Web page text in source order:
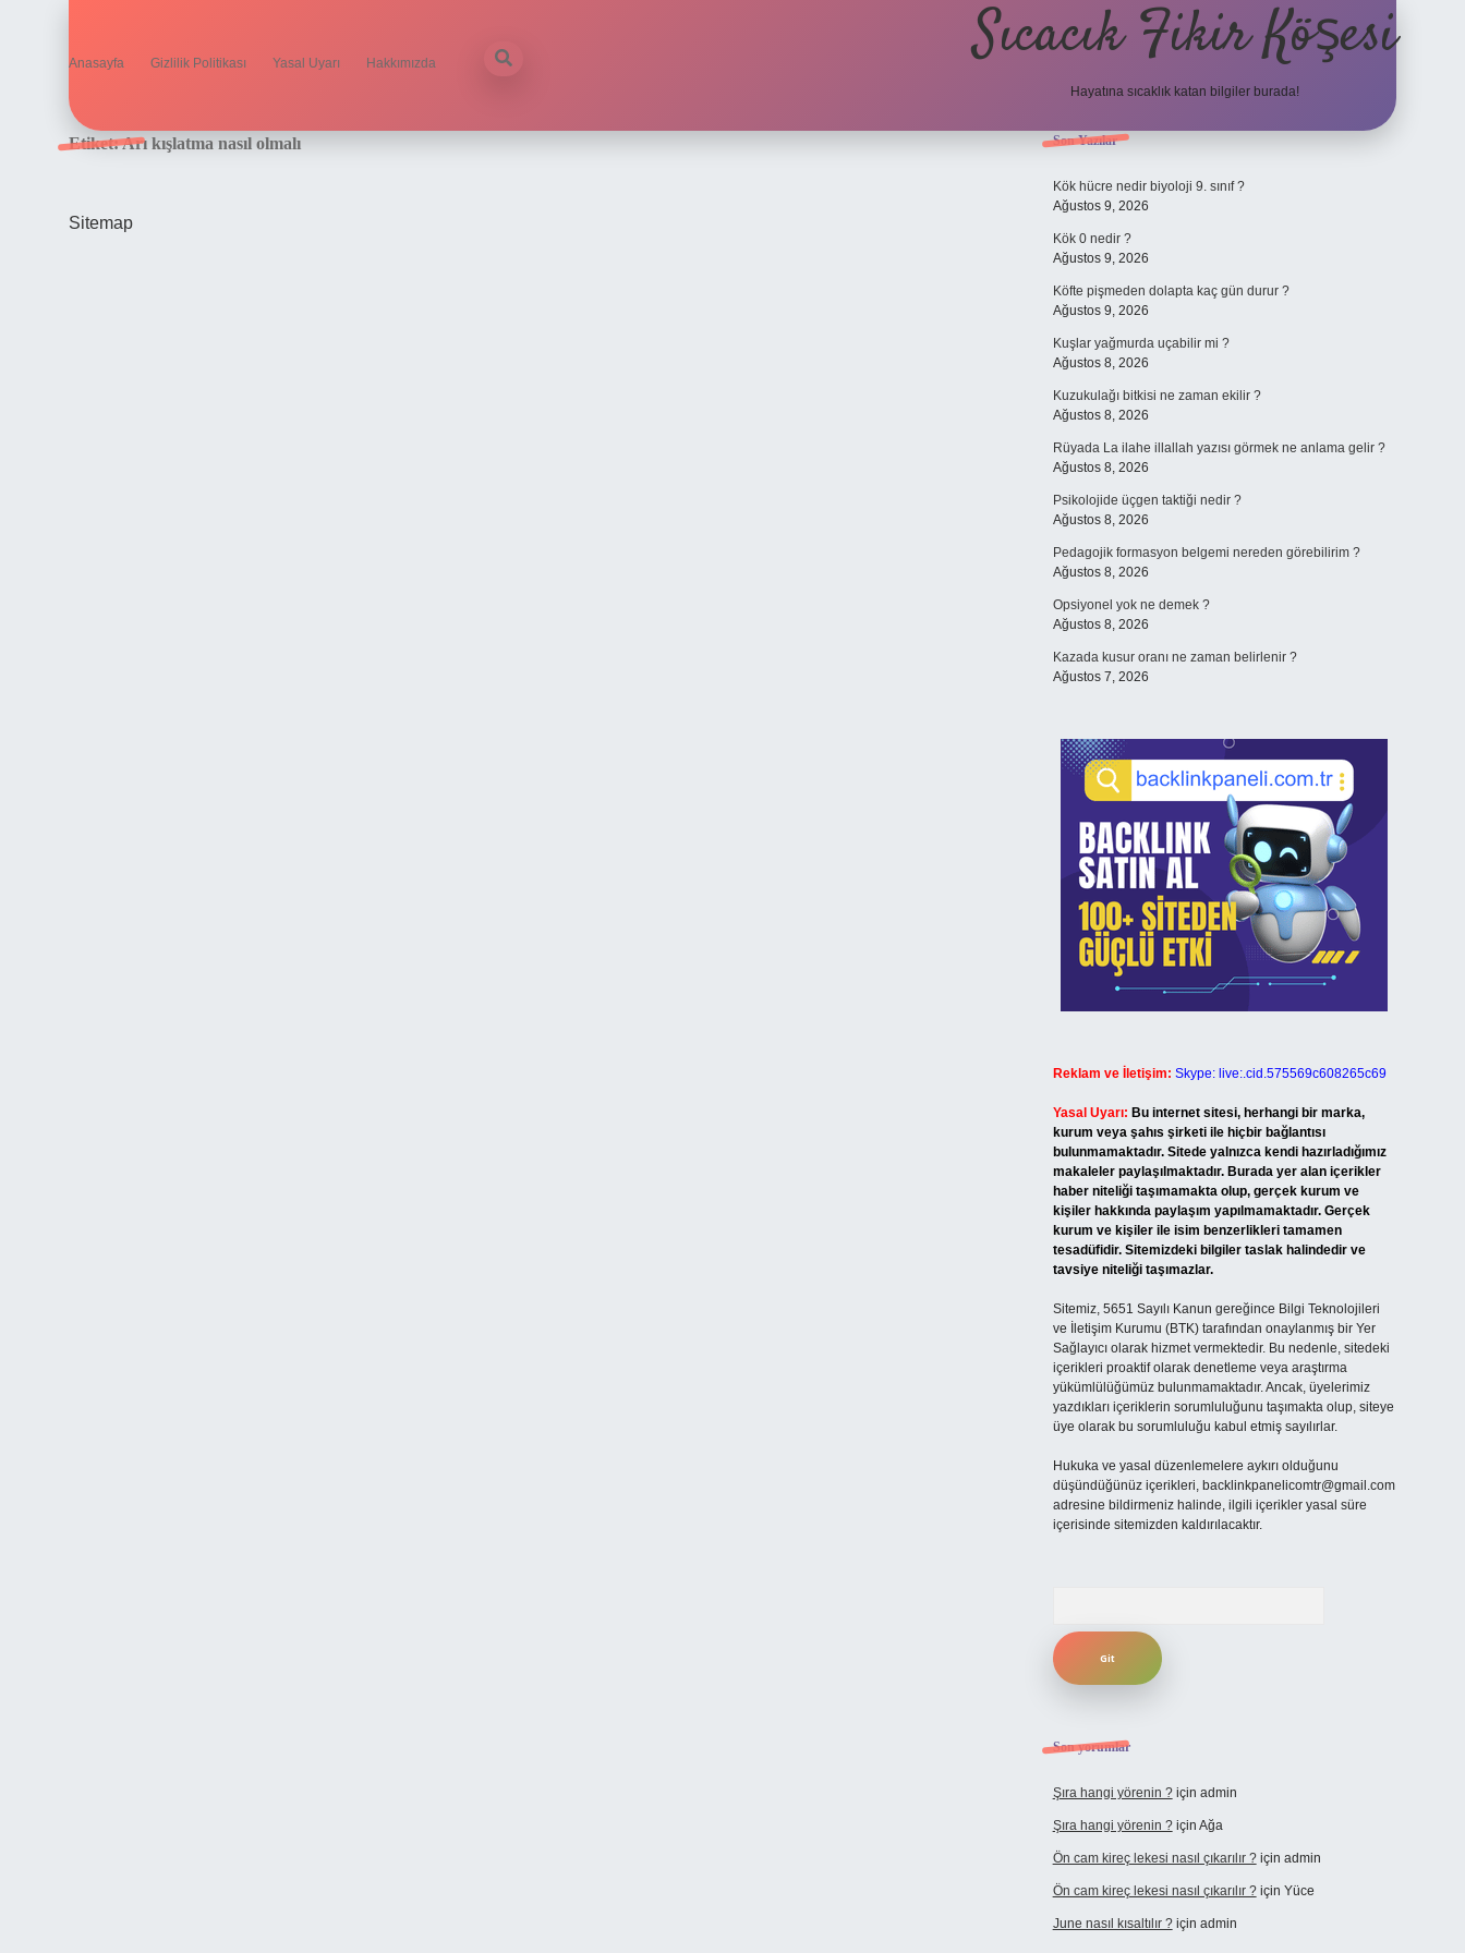
Anasayfa Gizlilik Politikası Yasal Uyarı Hakkımızda Sıcacık Fikir Köşesi
Hayatına sıcaklık katan bilgiler burada!
Etiket:Arı kışlatma nasıl olmalı
Sitemap
Sidebar
Son Yazılar
Kök hücre nedir biyoloji 9. sınıf ?
Ağustos 9, 2026
Kök 0 nedir ?
Ağustos 9, 2026
Köfte pişmeden dolapta kaç gün durur ?
Ağustos 9, 2026
Kuşlar yağmurda uçabilir mi ?
Ağustos 8, 2026
Kuzukulağı bitkisi ne zaman ekilir ?
Ağustos 8, 2026
Rüyada La ilahe illallah yazısı görmek ne anlama gelir ?
Ağustos 8, 2026
Psikolojide üçgen taktiği nedir ?
Ağustos 8, 2026
Pedagojik formasyon belgemi nereden görebilirim ?
Ağustos 8, 2026
Opsiyonel yok ne demek ?
Ağustos 8, 2026
Kazada kusur oranı ne zaman belirlenir ?
Ağustos 7, 2026
Reklam ve İletişim: Skype: live:.cid.575569c608265c69
Yasal Uyarı: Bu internet sitesi, herhangi bir marka,
kurum veya şahıs şirketi ile hiçbir bağlantısı
bulunmamaktadır. Sitede yalnızca kendi hazırladığımız
makaleler paylaşılmaktadır. Burada yer alan içerikler
haber niteliği taşımamakta olup, gerçek kurum ve
kişiler hakkında paylaşım yapılmamaktadır. Gerçek
kurum ve kişiler ile isim benzerlikleri tamamen
tesadüfidir. Sitemizdeki bilgiler taslak halindedir ve
tavsiye niteliği taşımazlar.
Sitemiz, 5651 Sayılı Kanun gereğince Bilgi Teknolojileri
ve İletişim Kurumu (BTK) tarafından onaylanmış bir Yer
Sağlayıcı olarak hizmet vermektedir. Bu nedenle, sitedeki
içerikleri proaktif olarak denetleme veya araştırma
yükümlülüğümüz bulunmamaktadır. Ancak, üyelerimiz
yazdıkları içeriklerin sorumluluğunu taşımakta olup, siteye
üye olarak bu sorumluluğu kabul etmiş sayılırlar.
Hukuka ve yasal düzenlemelere aykırı olduğunu
düşündüğünüz içerikleri, backlinkpanelicomtr@gmail.com
adresine bildirmeniz halinde, ilgili içerikler yasal süre
içerisinde sitemizden kaldırılacaktır.
Son yorumlar
Şıra hangi yörenin ?için admin
Şıra hangi yörenin ?için Ağa
Ön cam kireç lekesi nasıl çıkarılır ?için admin
Ön cam kireç lekesi nasıl çıkarılır ?için Yüce
June nasıl kısaltılır ?için admin